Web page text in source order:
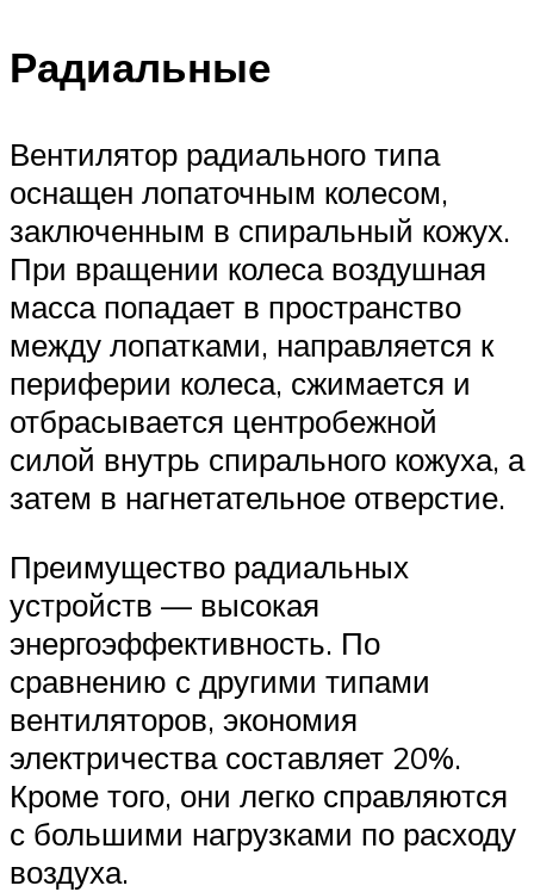
Радиальные
Вентилятор радиального типа
оснащен лопаточным колесом,
заключенным в спиральный кожух.
При вращении колеса воздушная
масса попадает в пространство
между лопатками, направляется к
периферии колеса, сжимается и
отбрасывается центробежной
силой внутрь спирального кожуха, а
затем в нагнетательное отверстие.
Преимущество радиальных
устройств — высокая
энергоэффективность. По
сравнению с другими типами
вентиляторов, экономия
электричества составляет 20%.
Кроме того, они легко справляются
с большими нагрузками по расходу
воздуха.